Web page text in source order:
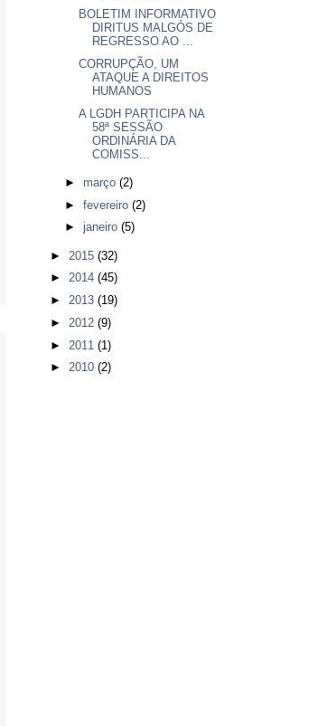
BOLETIM INFORMATIVO
DIRITUS MALGÓS DE
REGRESSO AO ...
CORRUPÇÃO, UM
ATAQUE A DIREITOS
HUMANOS
A LGDH PARTICIPA NA
58ª SESSÃO
ORDINÁRIA DA
COMISS...
► março (2)
► fevereiro (2)
► janeiro (5)
► 2015 (32)
► 2014 (45)
► 2013 (19)
► 2012 (9)
► 2011 (1)
► 2010 (2)